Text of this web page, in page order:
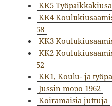
KK5
KK4
58
KK3
KK2
52
KK1, Koulu- ja
Jussin mopo 1962
Koiramaisia juttuja